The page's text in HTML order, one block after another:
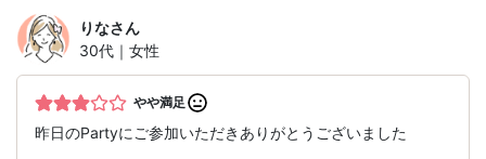
りなさん
30代｜女性
やや満足
昨日のPartyにご参加いただきありがとうございました